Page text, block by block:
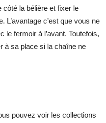
la bélière et fixer le
L’avantage c’est que vous ne
fermoir à l’avant. Toutefois,
à sa place si la chaîne ne
pouvez voir les collections